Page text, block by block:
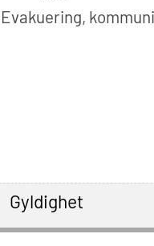
Evakuering,
Gyldighet